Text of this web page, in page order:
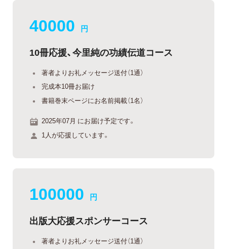
40000 円
10冊応援、今里純の功績伝道コース
著者よりお礼メッセージ送付（1通）
完成本10冊お届け
書籍巻末ページにお名前掲載（1名）
2025年07月 にお届け予定です。
1人が応援しています。
100000 円
出版大応援スポンサーコース
著者よりお礼メッセージ送付（1通）